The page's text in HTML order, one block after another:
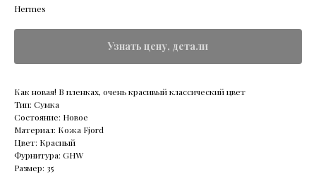
Hermes
Узнать цену, детали
Как новая! В пленках, очень красивый классический цвет
Тип: Сумка
Состояние: Новое
Материал: Кожа Fjord
Цвет: Красный
Фурнитура: GHW
Размер: 35